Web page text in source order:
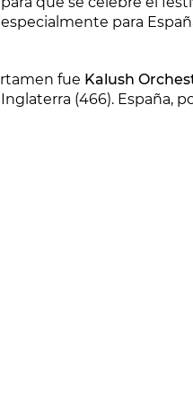
para
fue Kalush
(466). España,